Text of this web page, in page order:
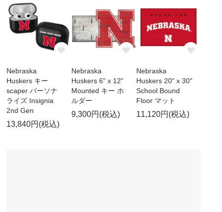
Nebraska
Huskers キー
scaper パーソナ
ライズ Insignia
2nd Gen
13,840円(税込)
Nebraska
Huskers 6" x 12"
Mounted キー ホ
ルダー
9,300円(税込)
Nebraska
Huskers 20" x 30"
School Bound
Floor マット
11,120円(税込)